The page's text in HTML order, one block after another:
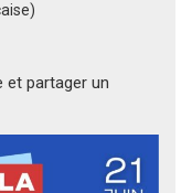
et partager un